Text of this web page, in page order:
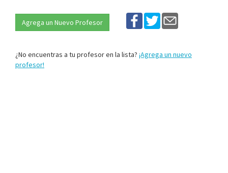
Agrega un Nuevo Profesor
¿No encuentras a tu profesor en la lista? ¡Agrega un nuevo
profesor!